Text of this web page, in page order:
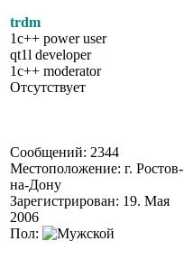
trdm
1c++ power user
qt1l developer
1c++ moderator
Отсутствует
Сообщений: 2344
Местоположение: г. Ростов-
на-Дону
Зарегистрирован: 19. Мая
2006
Пол: